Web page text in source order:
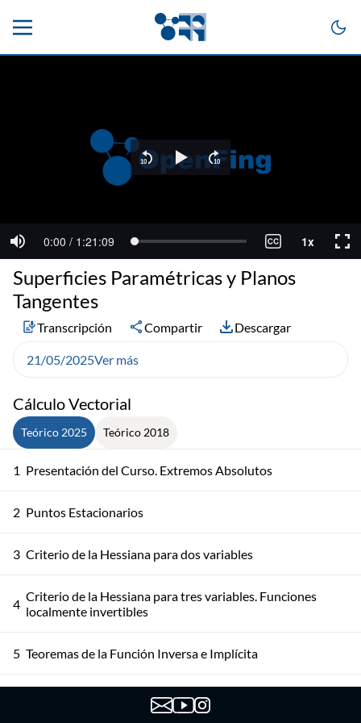
Cálculo Vectorial
Teórico 2025 Teórico 2018
1 Presentación del Curso. Extremos Absolutos
2 Puntos Estacionarios
3 Criterio de la Hessiana para dos variables
4 Criterio de la Hessiana para tres variables. Funciones
localmente invertibles
5 Teoremas de la Función Inversa e Implícita
Teorema de la Función Implícita. Aplicaciones y
Superficies Paramétricas y Planos
Tangentes
Transcripción Compartir Descargar
21/05/2025Ver más